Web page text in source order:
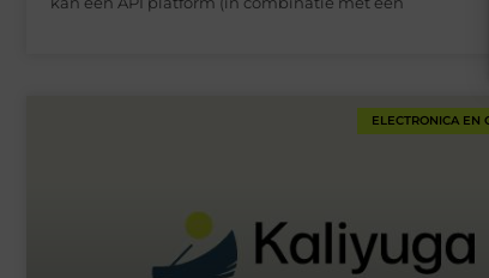
ELECTRONICA EN